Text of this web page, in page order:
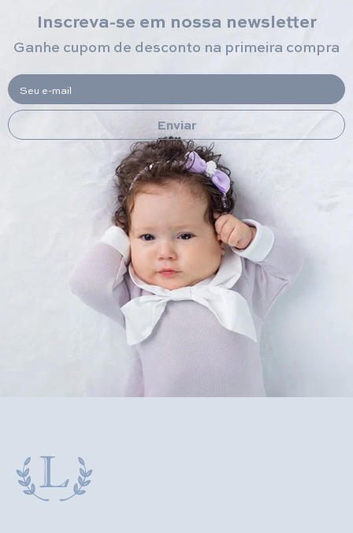
Inscreva-se em nossa newsletter
Ganhe cupom de desconto na primeira compra
Seu e-mail
Enviar